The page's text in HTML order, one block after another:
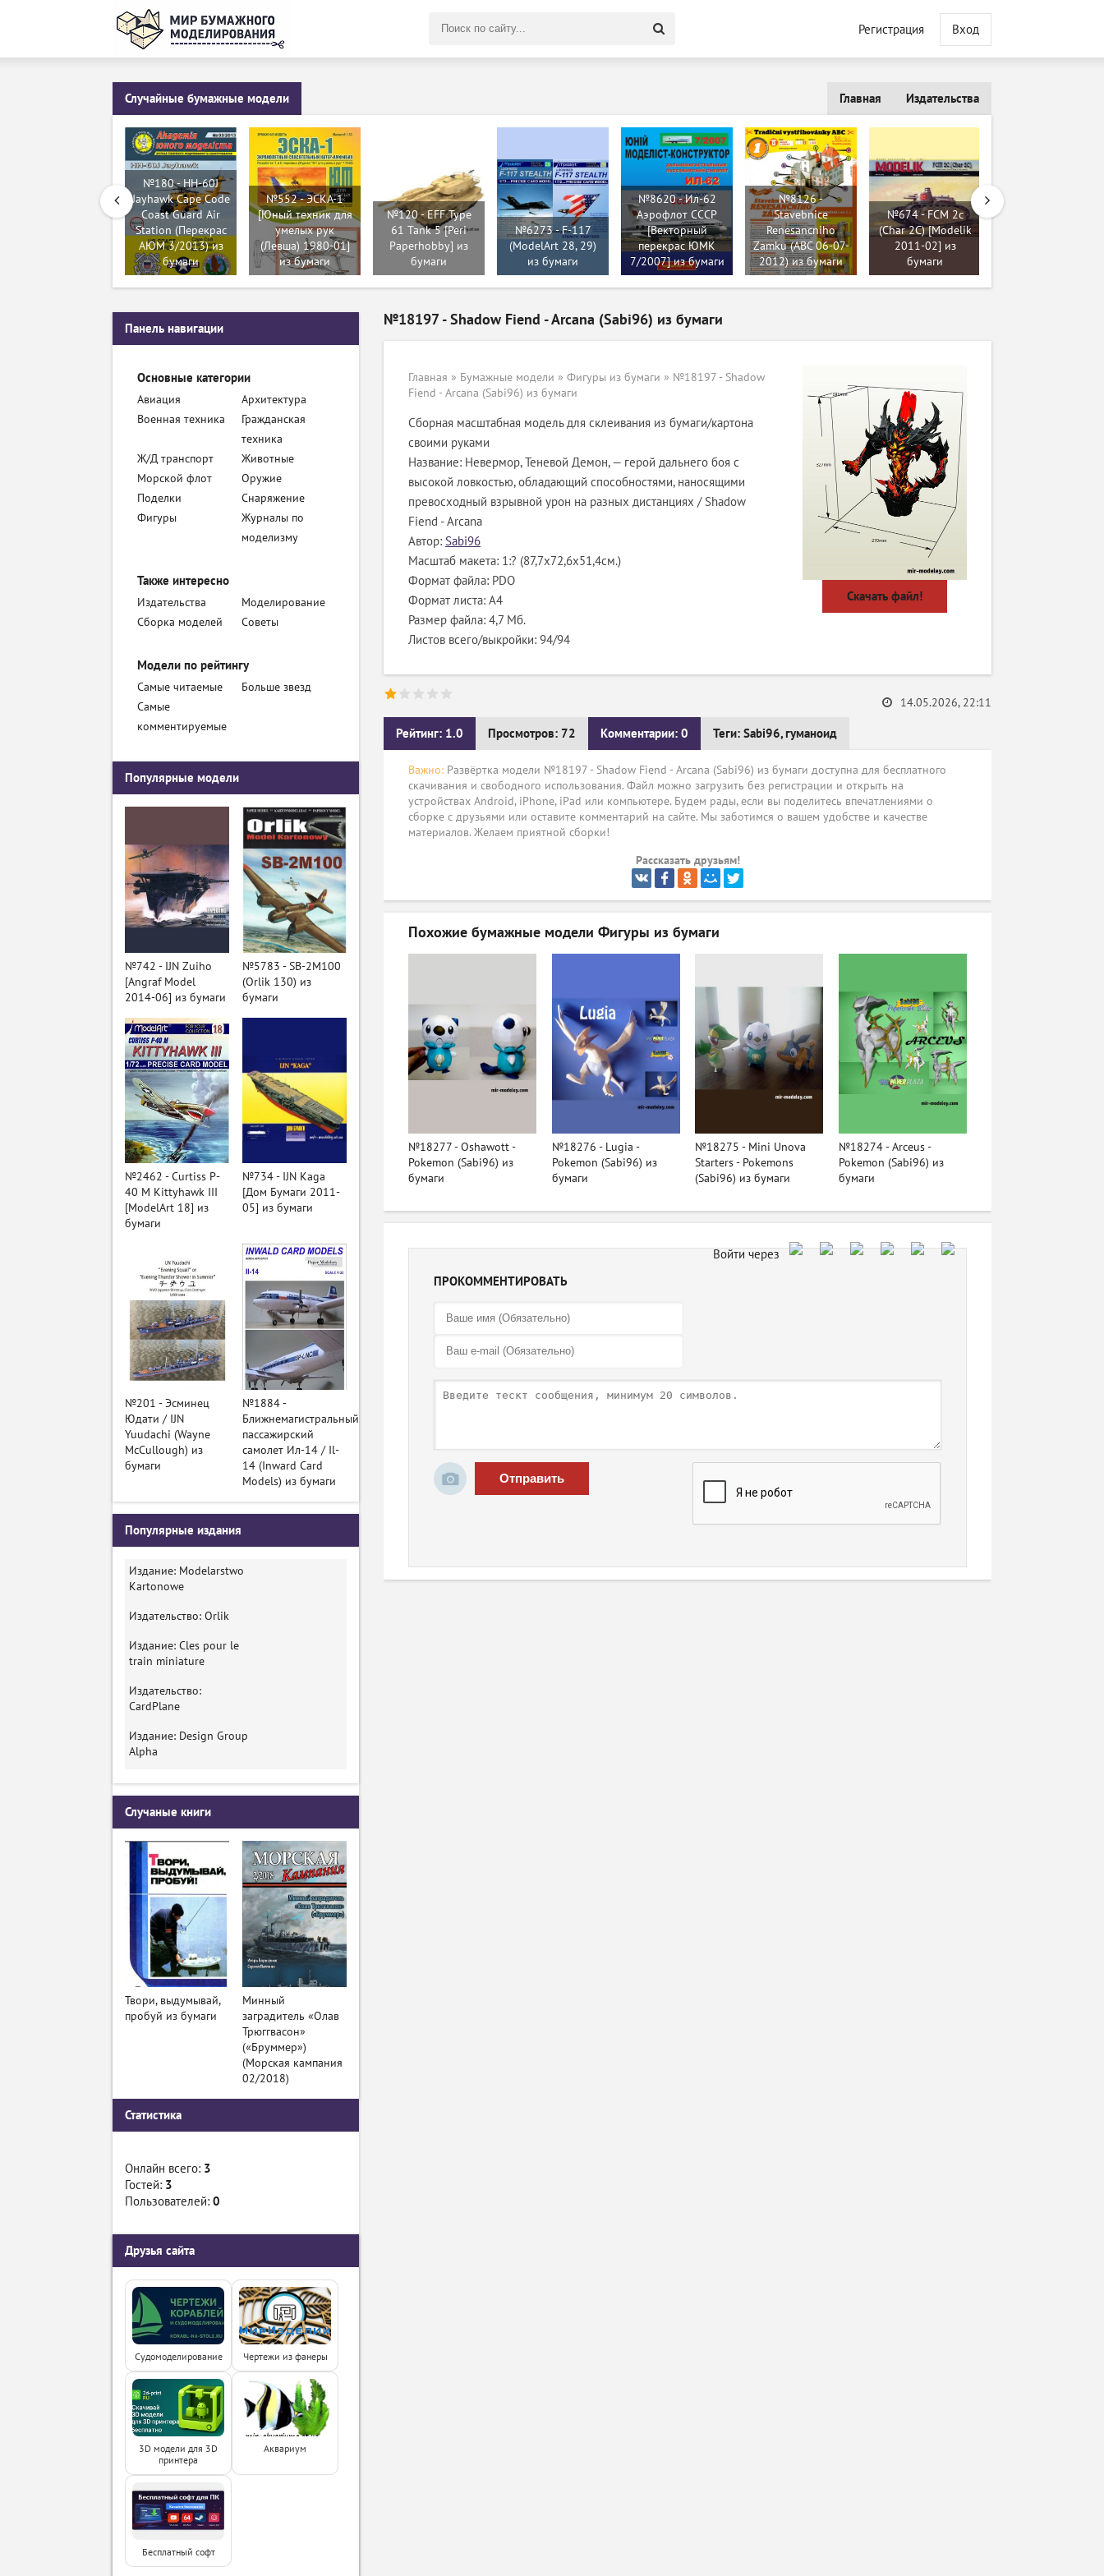
Регистрация Вход
Случайные бумажные модели Издательства
Главная
№180 - HH-60J
Jayhawk Cape Code
Coast Guard Air
Station (Перекрас
АЮМ 3/2013) из
бумаги
№552 - ЭСКА-1
[Юный техник для
умелых рук
(Левша) 1980-01]
из бумаги
№120 - EFF Type
61 Tank 5 [Peri
Paperhobby] из
бумаги
№6273 - F-117
(ModelArt 28, 29)
из бумаги
№8620 - Ил-62
Аэрофлот СССР
[Векторный
перекрас ЮМК
7/2007] из бумаги
№8126 -
Stavebnice
Renesancniho
Zamku (ABC 06-07-
2012) из бумаги
№674 - FCM 2c
(Char 2C) [Modelik
2011-02] из
бумаги
№18197 - Shadow Fiend - Arcana (Sabi96) из бумаги
Главная » Бумажные модели » Фигуры из бумаги » №18197 - Shadow
Fiend - Arcana (Sabi96) из бумаги
Сборная масштабная модель для склеивания из бумаги/картона
своими руками
Название: Невермор, Теневой Демон, — герой дальнего боя с
высокой ловкостью, обладающий способностями, наносящими
превосходный взрывной урон на разных дистанциях / Shadow
Fiend - Arcana
Автор: Sabi96
Масштаб макета: 1:? (87,7х72,6х51,4см.)
Формат файла: PDO
Формат листа: А4
Размер файла: 4,7 Мб.
Листов всего/выкройки: 94/94
Скачать файл!
Рейтинг: 1.0 Просмотров: 72 Комментарии: 0 Теги: Sabi96,гуманоид
14.05.2026, 22:11
Важно: Развёртка модели №18197 - Shadow Fiend - Arcana (Sabi96) из бумаги доступна для бесплатного
скачивания и свободного использования. Файл можно загрузить без регистрации и открыть на
устройствах Android, iPhone, iPad или компьютере. Будем рады, если вы поделитесь впечатлениями о
сборке с друзьями или оставите комментарий на сайте. Мы заботимся о вашем удобстве и качестве
материалов. Желаем приятной сборки!
Рассказать друзьям!
Похожие бумажные модели Фигуры из бумаги
№18277 - Oshawott -
Pokemon (Sabi96) из
бумаги
№18276 - Lugia -
Pokemon (Sabi96) из
бумаги
№18275 - Mini Unova
Starters - Pokemons
(Sabi96) из бумаги
№18274 - Arceus -
Pokemon (Sabi96) из
бумаги
ПРОКОММЕНТИРОВАТЬ
Отправить
Панель навигации
Основные категории
Авиация
Архитектура
Военная техника
Гражданская
техника
Ж/Д транспорт
Животные
Морской флот
Оружие
Поделки
Снаряжение
Фигуры
Журналы по
моделизму
Также интересно
Издательства
Моделирование
Сборка моделей
Советы
Модели по рейтингу
Самые читаемые
Больше звезд
Самые
комментируемые
Популярные модели
№742 - IJN Zuiho
[Angraf Model
2014-06] из бумаги
№5783 - SB-2M100
(Orlik 130) из
бумаги
№2462 - Curtiss P-
40 M Kittyhawk III
[ModelArt 18] из
бумаги
№734 - IJN Kaga
[Дом Бумаги 2011-
05] из бумаги
№201 - Эсминец
Юдати / IJN
Yuudachi (Wayne
McCullough) из
бумаги
№1884 -
Ближнемагистральный
пассажирский
самолет Ил-14 / Il-
14 (Inward Card
Models) из бумаги
Популярные издания
Издание: Modelarstwo
Kartonowe
Издательство: Orlik
Издание: Cles pour le
train miniature
Издательство:
CardPlane
Издание: Design Group
Alpha
Случаные книги
Твори, выдумывай,
пробуй из бумаги
Минный
заградитель «Олав
Трюггвасон»
(«Бруммер»)
(Морская кампания
02/2018)
Статистика
Онлайн всего: 3
Гостей: 3
Пользователей: 0
Друзья сайта
Судомоделирование Чертежи из фанеры
3D модели для 3D
принтера
Аквариум
Бесплатный софт